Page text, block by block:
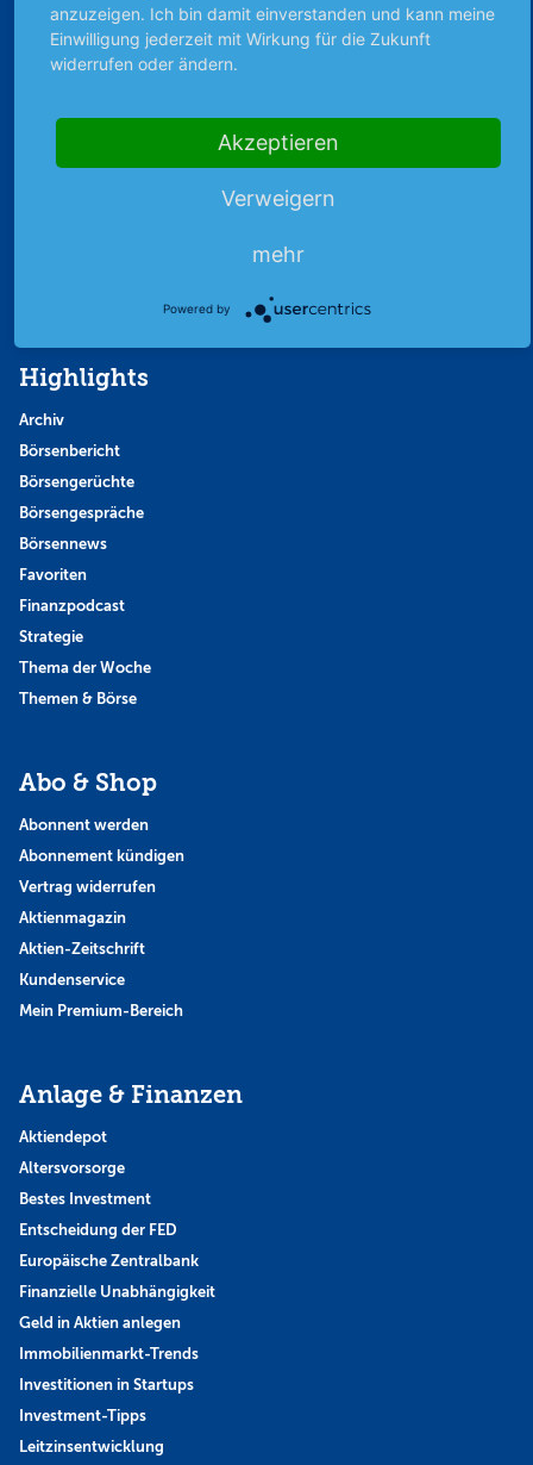
Stets am Puls der Zeit
Schutz persönlicher Daten
Highlights
Archiv
Börsenbericht
Börsengerüchte
Börsengespräche
Börsennews
Favoriten
Finanzpodcast
Strategie
Thema der Woche
Themen & Börse
Abo & Shop
Abonnent werden
Abonnement kündigen
Vertrag widerrufen
Aktienmagazin
Aktien-Zeitschrift
Kundenservice
Mein Premium-Bereich
Anlage & Finanzen
Aktiendepot
Altersvorsorge
Bestes Investment
Entscheidung der FED
Europäische Zentralbank
Finanzielle Unabhängigkeit
Geld in Aktien anlegen
Immobilienmarkt-Trends
Investitionen in Startups
Investment-Tipps
Leitzinsentwicklung
anzuzeigen. Ich bin damit einverstanden und kann meine
Einwilligung jederzeit mit Wirkung für die Zukunft
widerrufen oder ändern.
Akzeptieren
Verweigern
mehr
Powered by